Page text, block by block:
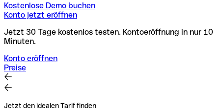
Kostenlose Demo buchen
Konto jetzt eröffnen
Jetzt 30 Tage kostenlos testen. Kontoeröffnung in nur 10
Minuten.
Konto eröffnen
Preise
Jetzt den idealen Tarif finden